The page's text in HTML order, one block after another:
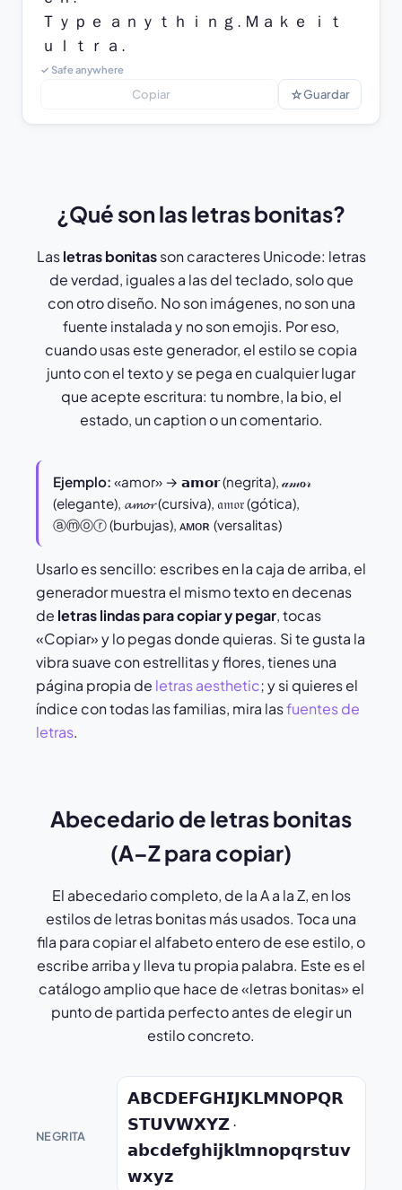
Ｔｙｐｅ ａｎｙｔｈｉｎｇ. Ｍａｋｅ ｉｔ
ｕｌｔｒａ.
✓ Safe anywhere
Copiar ☆Guardar
¿Qué son las letras bonitas?
Lasletras bonitasson caracteres Unicode: letras
de verdad, iguales a las del teclado, solo que
con otro diseño. No son imágenes, no son una
fuente instalada y no son emojis. Por eso,
cuando usas este generador, el estilo se copia
junto con el texto y se pega en cualquier lugar
que acepte escritura: tu nombre, la bio, el
estado, un caption o un comentario.
Ejemplo: «amor» → 𝗮𝗺𝗼𝗿 (negrita), 𝒶𝓂ℴ𝓇
(elegante), 𝓪𝓶𝓸𝓻 (cursiva), 𝔞𝔪𝔬𝔯 (gótica),
ⓐⓜⓞⓡ (burbujas), ᴀᴍᴏʀ (versalitas)
Usarlo es sencillo: escribes en la caja de arriba, el
generador muestra el mismo texto en decenas
de letras lindas para copiar y pegar, tocas
«Copiar» y lo pegas donde quieras. Si te gusta la
vibra suave con estrellitas y flores, tienes una
página propia de letras aesthetic; y si quieres el
índice con todas las familias, mira lasfuentes de
letras.
Abecedario de letras bonitas
(A–Z para copiar)
El abecedario completo, de la A a la Z, en los
estilos de letras bonitas más usados. Toca una
fila para copiar el alfabeto entero de ese estilo, o
escribe arriba y lleva tu propia palabra. Este es el
catálogo amplio que hace de «letras bonitas» el
punto de partida perfecto antes de elegir un
estilo concreto.
NEGRITA
𝗔𝗕𝗖𝗗𝗘𝗙𝗚𝗛𝗜𝗝𝗞𝗟𝗠𝗡𝗢𝗣𝗤𝗥
𝗦𝗧𝗨𝗩𝗪𝗫𝗬𝗭 ·
𝗮𝗯𝗰𝗱𝗲𝗳𝗴𝗵𝗶𝗷𝗸𝗹𝗺𝗻𝗼𝗽𝗾𝗿𝘀𝘁𝘂𝘃
𝘄𝘅𝘆𝘇